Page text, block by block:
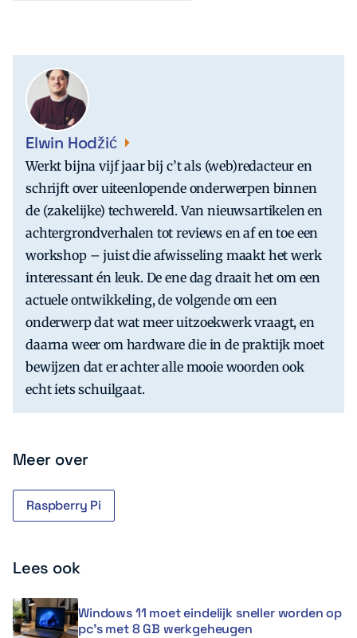
Elwin Hodžić
Werkt bijna vijf jaar bij c’t als (web)redacteur en
schrijft over uiteenlopende onderwerpen binnen
de (zakelijke) techwereld. Van nieuwsartikelen en
achtergrondverhalen tot reviews en af en toe een
workshop – juist die afwisseling maakt het werk
interessant én leuk. De ene dag draait het om een
actuele ontwikkeling, de volgende om een
onderwerp dat wat meer uitzoekwerk vraagt, en
daarna weer om hardware die in de praktijk moet
bewijzen dat er achter alle mooie woorden ook
echt iets schuilgaat.
Meer over
Raspberry Pi
Lees ook
Windows 11 moet eindelijk sneller worden op
pc’s met 8 GB werkgeheugen